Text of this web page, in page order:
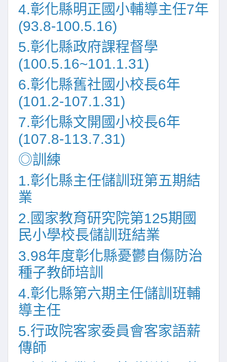
4.彰化縣明正國小輔導主任7年
(93.8-100.5.16)
5.彰化縣政府課程督學
(100.5.16~101.1.31)
6.彰化縣舊社國小校長6年
(101.2-107.1.31)
7.彰化縣文開國小校長6年
(107.8-113.7.31)
◎訓練
1.彰化縣主任儲訓班第五期結
業
2.國家教育研究院第125期國
民小學校長儲訓班結業
3.98年度彰化縣憂鬱自傷防治
種子教師培訓
4.彰化縣第六期主任儲訓班輔
導主任
5.行政院客家委員會客家語薪
傳師